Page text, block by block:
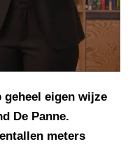
geheel eigen wijze
De Panne.
meters